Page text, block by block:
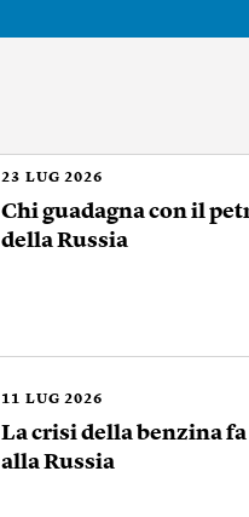
23 LUG 2026
Chi guadagna con il
della Russia
11 LUG 2026
La crisi della benzina
alla Russia